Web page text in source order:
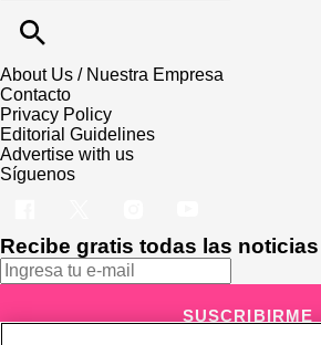
About Us / Nuestra Empresa
Contacto
Privacy Policy
Editorial Guidelines
Advertise with us
Síguenos
Recibe gratis todas las
SUSCRIBIRME